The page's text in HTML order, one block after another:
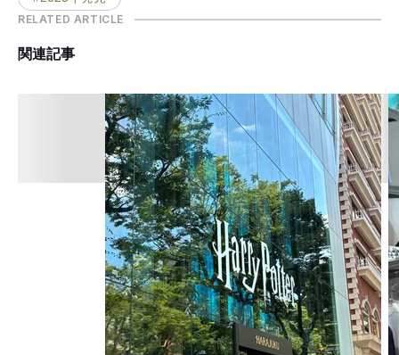
RELATED ARTICLE
関連記事